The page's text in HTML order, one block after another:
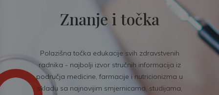
Znanje i točka
Polazišna točka edukacije svih zdravstvenih
radnika - najbolji izvor stručnih informacija iz
područja medicine, farmacije i nutricionizma u
skladu sa najnovijim smjernicama, studijama,